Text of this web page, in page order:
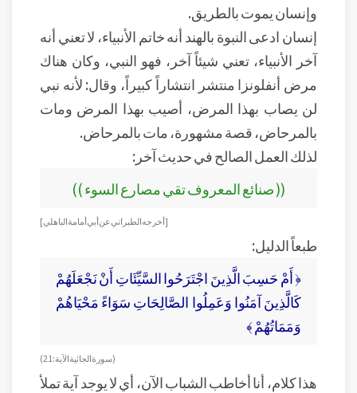
وإنسان يموت بالطريق.
إنسان ادعى النبوة بالهند أنه خاتم الأنبياء، لا تعني أنه
آخر الأنبياء، تعني شيئاً آخر، فهو النبي، وكان هناك
مرض أنفلونزا منتشر انتشاراً كبيراً، وقال: لأنه نبي
لن يصاب بهذا المرض، أصيب بهذا المرض ومات
بالمرحاض، قصة مشهورة، مات بالمرحاض.
لذلك العمل الصالح في حديث آخر:
(( صنائع المعروف تقي مصارع السوء ))
[أخرجه الطبراني عن أبي أمامة الباهلي ]
طبعاً الدليل:
﴿ أَمْ حَسِبَ الَّذِينَ اجْتَرَحُوا السَّيِّئَاتِ أَنْ نَجْعَلَهُمْ
كَالَّذِينَ آمَنُوا وَعَمِلُوا الصَّالِحَاتِ سَوَاءً مَحْيَاهُمْ
وَمَمَاتُهُمْ ﴾
( سورة الجاثية الآية: 21 )
هذا كلام، أنا أخاطب الشباب الآن، أي لا يوجد آية تملأ